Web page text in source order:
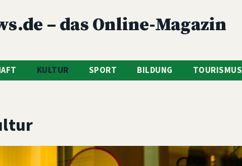
– das Online-Magazin
KULTUR SPORT BILDUNG TOURISMUS